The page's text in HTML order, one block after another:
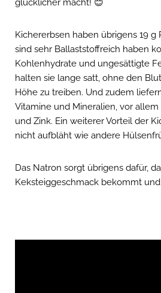
glücklicher macht! 😊
Kichererbsen haben übrigens 19 g
sind sehr Ballaststoffreich haben
Kohlenhydrate und ungesättigte
halten sie lange satt, ohne den
Höhe zu treiben. Und zudem
Vitamine und Mineralien, vor allem
und Zink. Ein weiterer Vorteil der
nicht aufbläht wie andere
Das Natron sorgt übrigens dafür,
Keksteiggeschmack bekommt